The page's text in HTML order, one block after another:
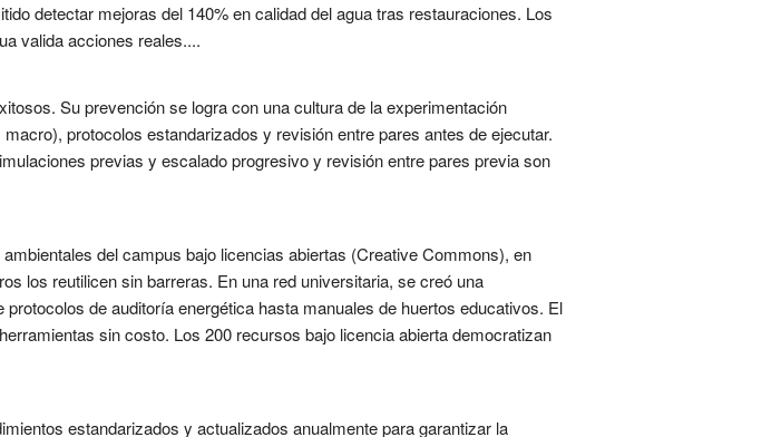
detectar mejoras del 140% en calidad del agua tras restauraciones. Los
valida acciones reales....
Su prevención se logra con una cultura de la experimentación
protocolos estandarizados y revisión entre pares antes de ejecutar.
previas y escalado progresivo y revisión entre pares previa son
del campus bajo licencias abiertas (Creative Commons), en
los reutilicen sin barreras. En una red universitaria, se creó una
de auditoría energética hasta manuales de huertos educativos. El
sin costo. Los 200 recursos bajo licencia abierta democratizan
estandarizados y actualizados anualmente para garantizar la